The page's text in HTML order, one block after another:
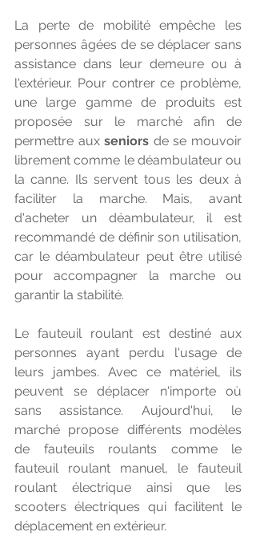
La perte de mobilité empêche les
personnes âgées de se déplacer sans
assistance dans leur demeure ou à
l'extérieur. Pour contrer ce problème,
une large gamme de produits est
proposée sur le marché afin de
permettre aux seniors de se mouvoir
librement comme le déambulateur ou
la canne. Ils servent tous les deux à
faciliter la marche. Mais, avant
d'acheter un déambulateur, il est
recommandé de définir son utilisation,
car le déambulateur peut être utilisé
pour accompagner la marche ou
garantir la stabilité.
Le fauteuil roulant est destiné aux
personnes ayant perdu l'usage de
leurs jambes. Avec ce matériel, ils
peuvent se déplacer n'importe où
sans assistance. Aujourd'hui, le
marché propose différents modèles
de fauteuils roulants comme le
fauteuil roulant manuel, le fauteuil
roulant électrique ainsi que les
scooters électriques qui facilitent le
déplacement en extérieur.